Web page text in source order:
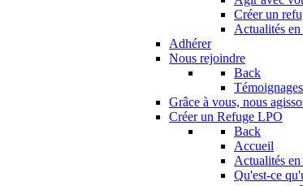
Créer un
Actualités
Adhérer
Nous rejoindre
Back
Témoignages
Grâce à vous, nous
Créer un Refuge LPO
Back
Accueil
Actualités
Qu'est-ce